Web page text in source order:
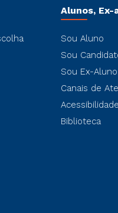
Alunos,
Sou Aluno
Sou
Sou Ex-Aluno
Canais de
Acessibilidade
Biblioteca